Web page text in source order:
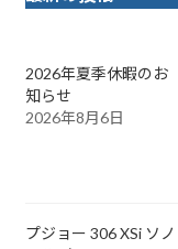
2026年夏季休暇のお
知らせ
2026年8月6日
プジョー 306 XSi ソノ